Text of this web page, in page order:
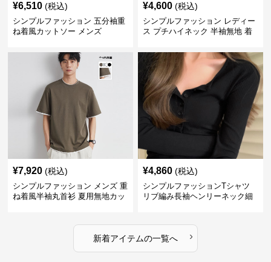
¥6,510 (税込)
シンプルファッション 五分袖重
ね着風カットソー メンズ
¥4,600 (税込)
シンプルファッション レディー
ス プチハイネック 半袖無地 着
¥7,920 (税込)
シンプルファッション メンズ 重
ね着風半袖丸首衫 夏用無地カッ
¥4,860 (税込)
シンプルファッションTシャツ
リブ編み長袖ヘンリーネック細
新着アイテムの一覧へ ›